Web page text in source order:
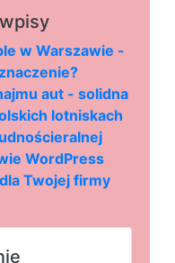
w Warszawie -
aut - solidna
lotniskach
WordPress
Twojej firmy